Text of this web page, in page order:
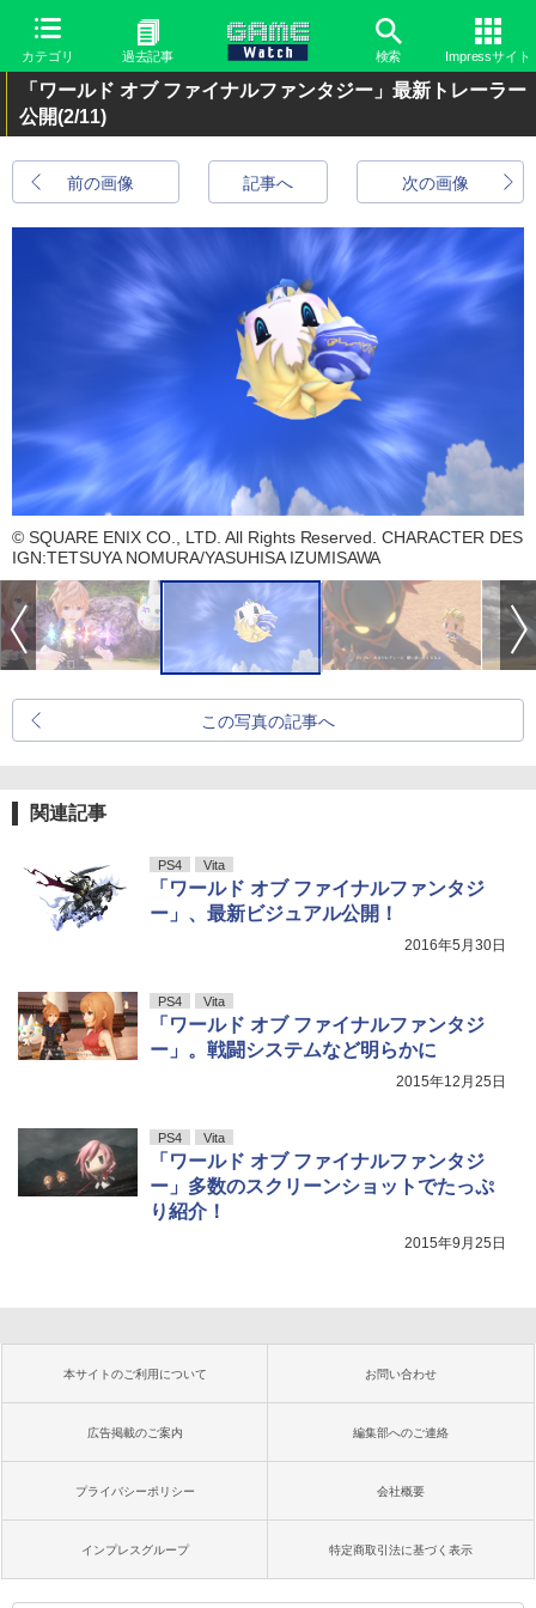
カテゴリ 過去記事 検索 Impressサイト
「ワールド オブ ファイナルファンタジー」最新トレーラー
公開(2/11)
前の画像 次の画像
記事へ
© SQUARE ENIX CO., LTD. All Rights Reserved. CHARACTER DES
IGN:TETSUYA NOMURA/YASUHISA IZUMISAWA
この写真の記事へ
関連記事
PS4 Vita
「ワールド オブ ファイナルファンタジ
ー」、最新ビジュアル公開！
2016年5月30日
PS4 Vita
「ワールド オブ ファイナルファンタジ
ー」。戦闘システムなど明らかに
2015年12月25日
PS4 Vita
「ワールド オブ ファイナルファンタジ
ー」多数のスクリーンショットでたっぷ
り紹介！
2015年9月25日
本サイトのご利用について お問い合わせ
広告掲載のご案内 編集部へのご連絡
プライバシーポリシー 会社概要
インプレスグループ 特定商取引法に基づく表示